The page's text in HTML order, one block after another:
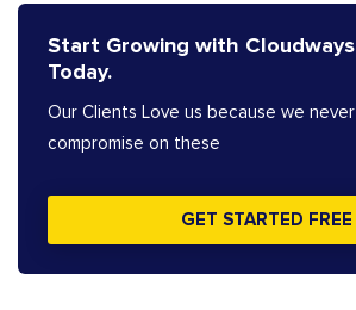
Start Growing with Cloudways
Today.
Our Clients Love us because we never
compromise on these
GET STARTED FREE